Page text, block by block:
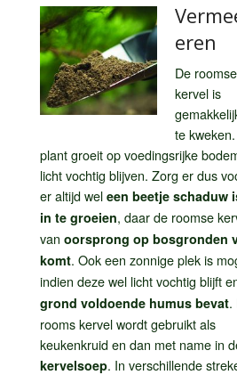
eren
De roomse
kervel is
te
plant groeit op voedingsrijke
licht vochtig blijven. Zorg er dus
er altijd wel een beetje schaduw
in te groeien, daar de roomse
van oorsprong op bosgronden
komt. Ook een zonnige plek is
indien deze wel licht vochtig blijft
grond voldoende humus bevat.
rooms kervel wordt gebruikt als
keukenkruid en dan met name in
kervelsoep. In verschillende